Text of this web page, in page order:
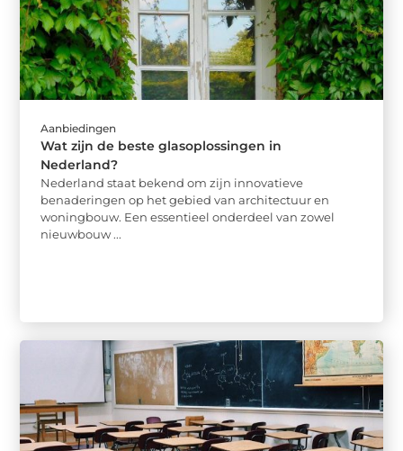
Aanbiedingen
Wat zijn de beste glasoplossingen in
Nederland?
Nederland staat bekend om zijn innovatieve
benaderingen op het gebied van architectuur en
woningbouw. Een essentieel onderdeel van zowel
nieuwbouw ...